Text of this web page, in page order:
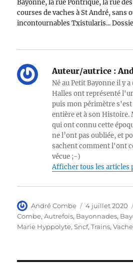
Bayonne, la rue Pontrique, la rue
courses de vaches à St André, sans
incontournables Txistularis...
Auteur/autrice :
Né au Petit Bayonne il y
Halles ont représenté
puis mon périmètre
entière et à son Histoire.
qui ont connu cette
ne l’ont pas oubliée, et
sachent comment l'ont
vécue ;-)
Afficher tous les articles
Auteur
André Combe
Publié
le
4 juillet 2020
Combe,Autrefois, Bayonnades,
Marie Hyppolyte,Sncf,Trains,